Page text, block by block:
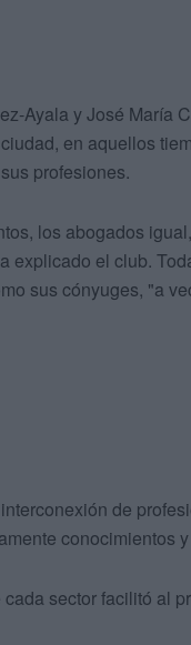
Ayala y José María
en aquellos
profesiones.
los abogados
explicado el club.
sus cónyuges, "a
de
conocimientos
sector facilitó al